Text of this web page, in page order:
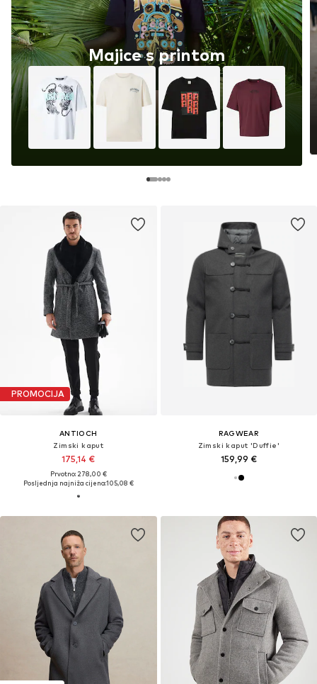
PROMOCIJA
ANTIOCH
Zimski kaput
175,14 €
Prvotno: 278,00 €
Posljednja najniža cijena:105,08 €
Majice s printom
RAGWEAR
Zimski kaput 'Duffie'
159,99 €